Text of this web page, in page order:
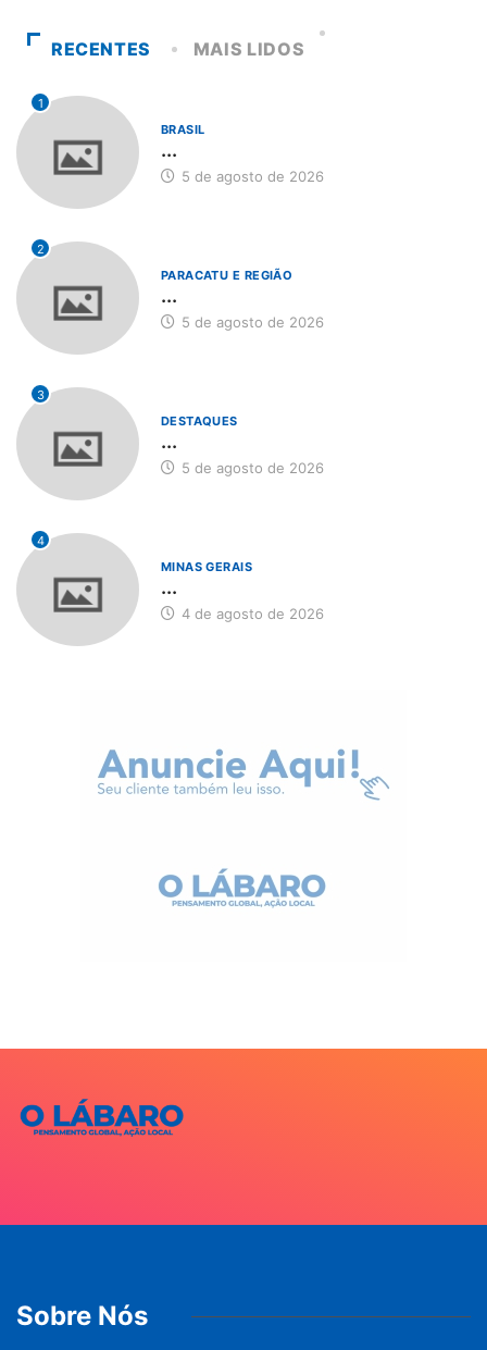
RECENTES MAIS LIDOS
1
BRASIL
...
5 de agosto de 2026
2
PARACATU E REGIÃO
...
5 de agosto de 2026
3
DESTAQUES
...
5 de agosto de 2026
4
MINAS GERAIS
...
4 de agosto de 2026
Sobre Nós